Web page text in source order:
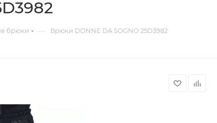
брюки — Брюки DONNE DA SOGNO 25D3982